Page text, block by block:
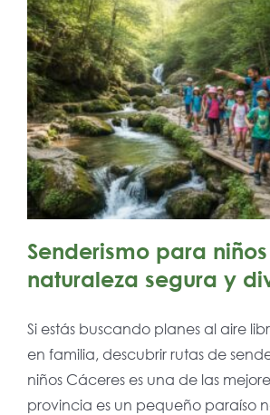
Senderismo para
naturaleza segura y
Si estás buscando planes al aire
en familia, descubrir rutas de
niños Cáceres es una de las
provincia es un pequeño paraíso